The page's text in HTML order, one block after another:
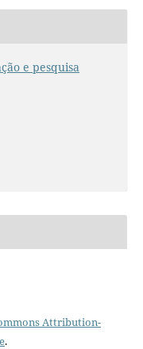
e pesquisa
Attribution-
.